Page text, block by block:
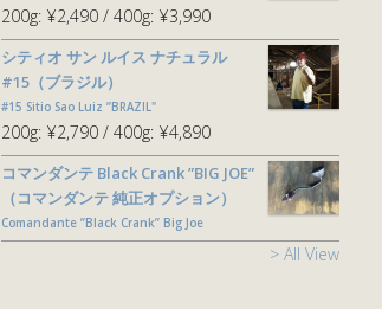
200g: ¥2,490 400g: ¥3,990
シティオ サン ルイス ナチュラル
#15（ブラジル）
#15 Sitio Sao Luiz ”BRAZIL"
200g: ¥2,790 400g: ¥4,890
コマンダンテ Black Crank ”BIG JOE”
（コマンダンテ 純正オプション）
Comandante ”Black Crank” Big Joe
> All View